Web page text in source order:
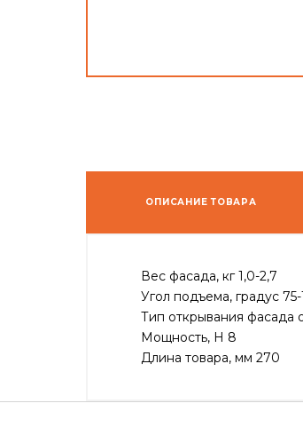
ОПИСАНИЕ ТОВАРА
Вес фасада, кг 1,0-2,7
Угол подъема, градус 75-
Тип открывания фасада
Мощность, H 8
Длина товара, мм 270